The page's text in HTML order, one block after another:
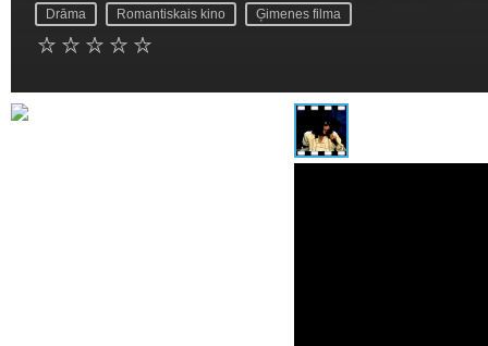
Drāma Romantiskais kino Ģimenes filma